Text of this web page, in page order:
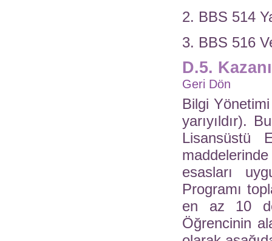
2. BBS 514
3. BBS 516
D.5.
Geri Dön
Bilgi
yarıyıldır).
Lisansüstü
esasları
Programı
en az 10
Öğrencinin